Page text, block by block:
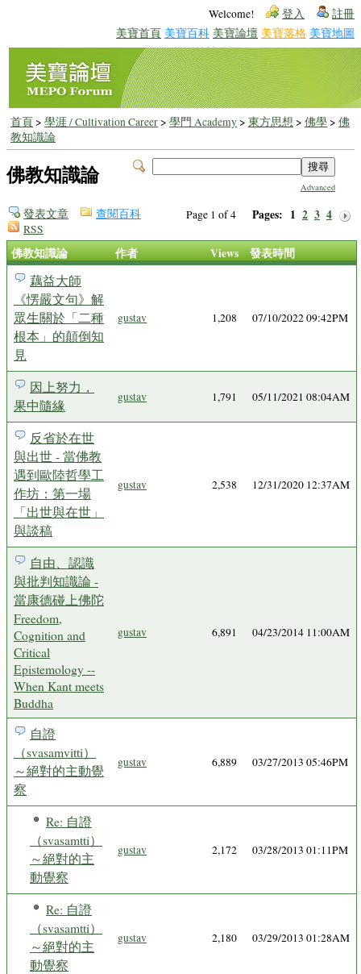
Welcome! 登入 註冊
美寶首頁 美寶百科 美寶論壇 美寶落格 美寶地圖
首頁> 學涯 / Cultivation Career> 學門 Academy> 東方思想 > 佛學> 佛
教知識論
Advanced
佛教知識論
Page 1 of 4 Pages: 1 2 3 4
發表文章
查閱百科
RSS
佛教知識論 作者 Views 發表時間
藕益大師
《愣嚴文句》解
眾生關於「二種
根本」的顛倒知
見
gustav 1,208 07/10/2022 09:42PM
因上努力，
果中隨緣
gustav 1,791 05/11/2021 08:04AM
反省於在世
與出世 - 當佛教
遇到歐陸哲學工
作坊：第一場
「出世與在世」
與談稿
gustav 2,538 12/31/2020 12:37AM
自由、認識
與批判知識論 -
當康德碰上佛陀
Freedom,
Cognition and
Critical
Epistemology --
When Kant meets
Buddha
gustav 6,891 04/23/2014 11:00AM
自證
（svasamvitti）
～絕對的主動覺
察
gustav 6,889 03/27/2013 05:46PM
Re: 自證
（svasamtti）
～絕對的主
動覺察
gustav 2,172 03/28/2013 01:11PM
Re: 自證
（svasamtti）
～絕對的主
動覺察
gustav 2,180 03/29/2013 01:28AM